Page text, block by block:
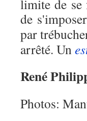
limite de se
de
par
arrêté. Un
René
Photos: